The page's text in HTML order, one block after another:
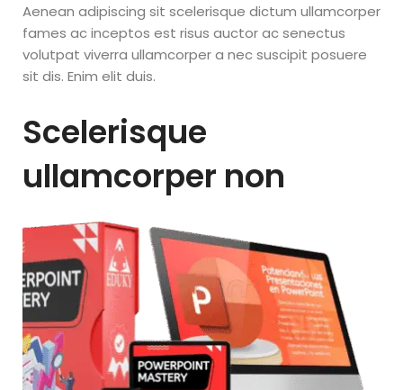
Aenean adipiscing sit scelerisque dictum ullamcorper
fames ac inceptos est risus auctor ac senectus
volutpat viverra ullamcorper a nec suscipit posuere
sit dis. Enim elit duis.
Scelerisque
ullamcorper non